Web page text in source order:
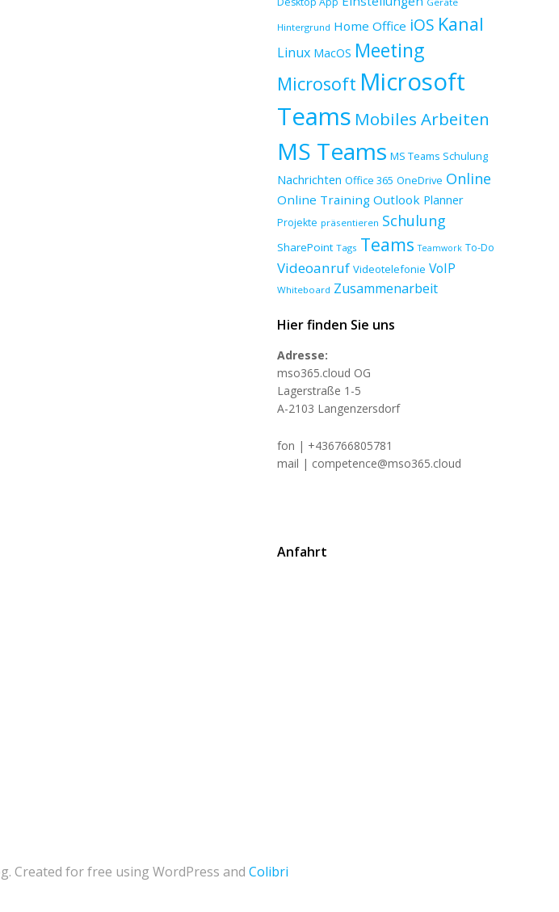
Hintergrund Home Office iOS Kanal
Linux MacOS Meeting
Microsoft Microsoft
Teams Mobiles Arbeiten
MS Teams MS Teams Schulung
Nachrichten Office 365 OneDrive Online
Online Training Outlook Planner
Projekte präsentieren Schulung
SharePoint Tags Teams Teamwork To-Do
Videoanruf Videotelefonie VoIP
Whiteboard Zusammenarbeit
Hier finden Sie uns
Adresse:
mso365.cloud OG
Lagerstraße 1-5
A-2103 Langenzersdorf
fon | +436766805781
mail | competence@mso365.cloud
Anfahrt
Created for free using WordPress and Colibri